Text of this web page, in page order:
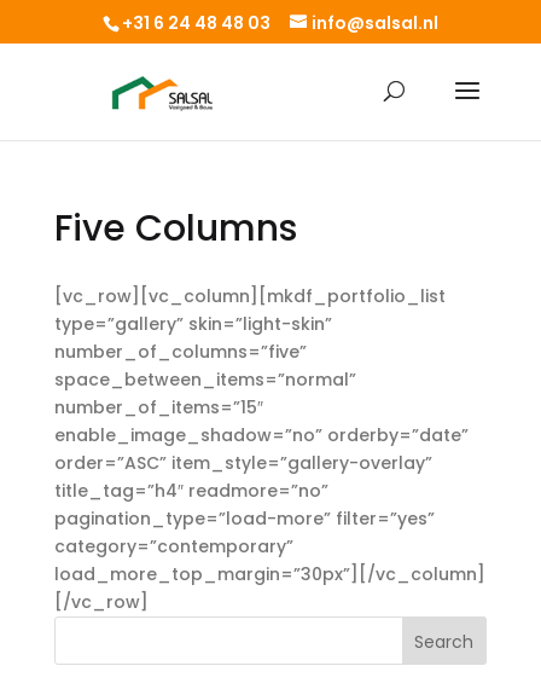
+31 6 24 48 48 03 info@salsal.nl
Five Columns
[vc_row][vc_column][mkdf_portfolio_list
type=”gallery” skin=”light-skin”
number_of_columns=”five”
space_between_items=”normal”
number_of_items=”15″
enable_image_shadow=”no” orderby=”date”
order=”ASC” item_style=”gallery-overlay”
title_tag=”h4″ readmore=”no”
pagination_type=”load-more” filter=”yes”
category=”contemporary”
load_more_top_margin=”30px”][/vc_column]
[/vc_row]